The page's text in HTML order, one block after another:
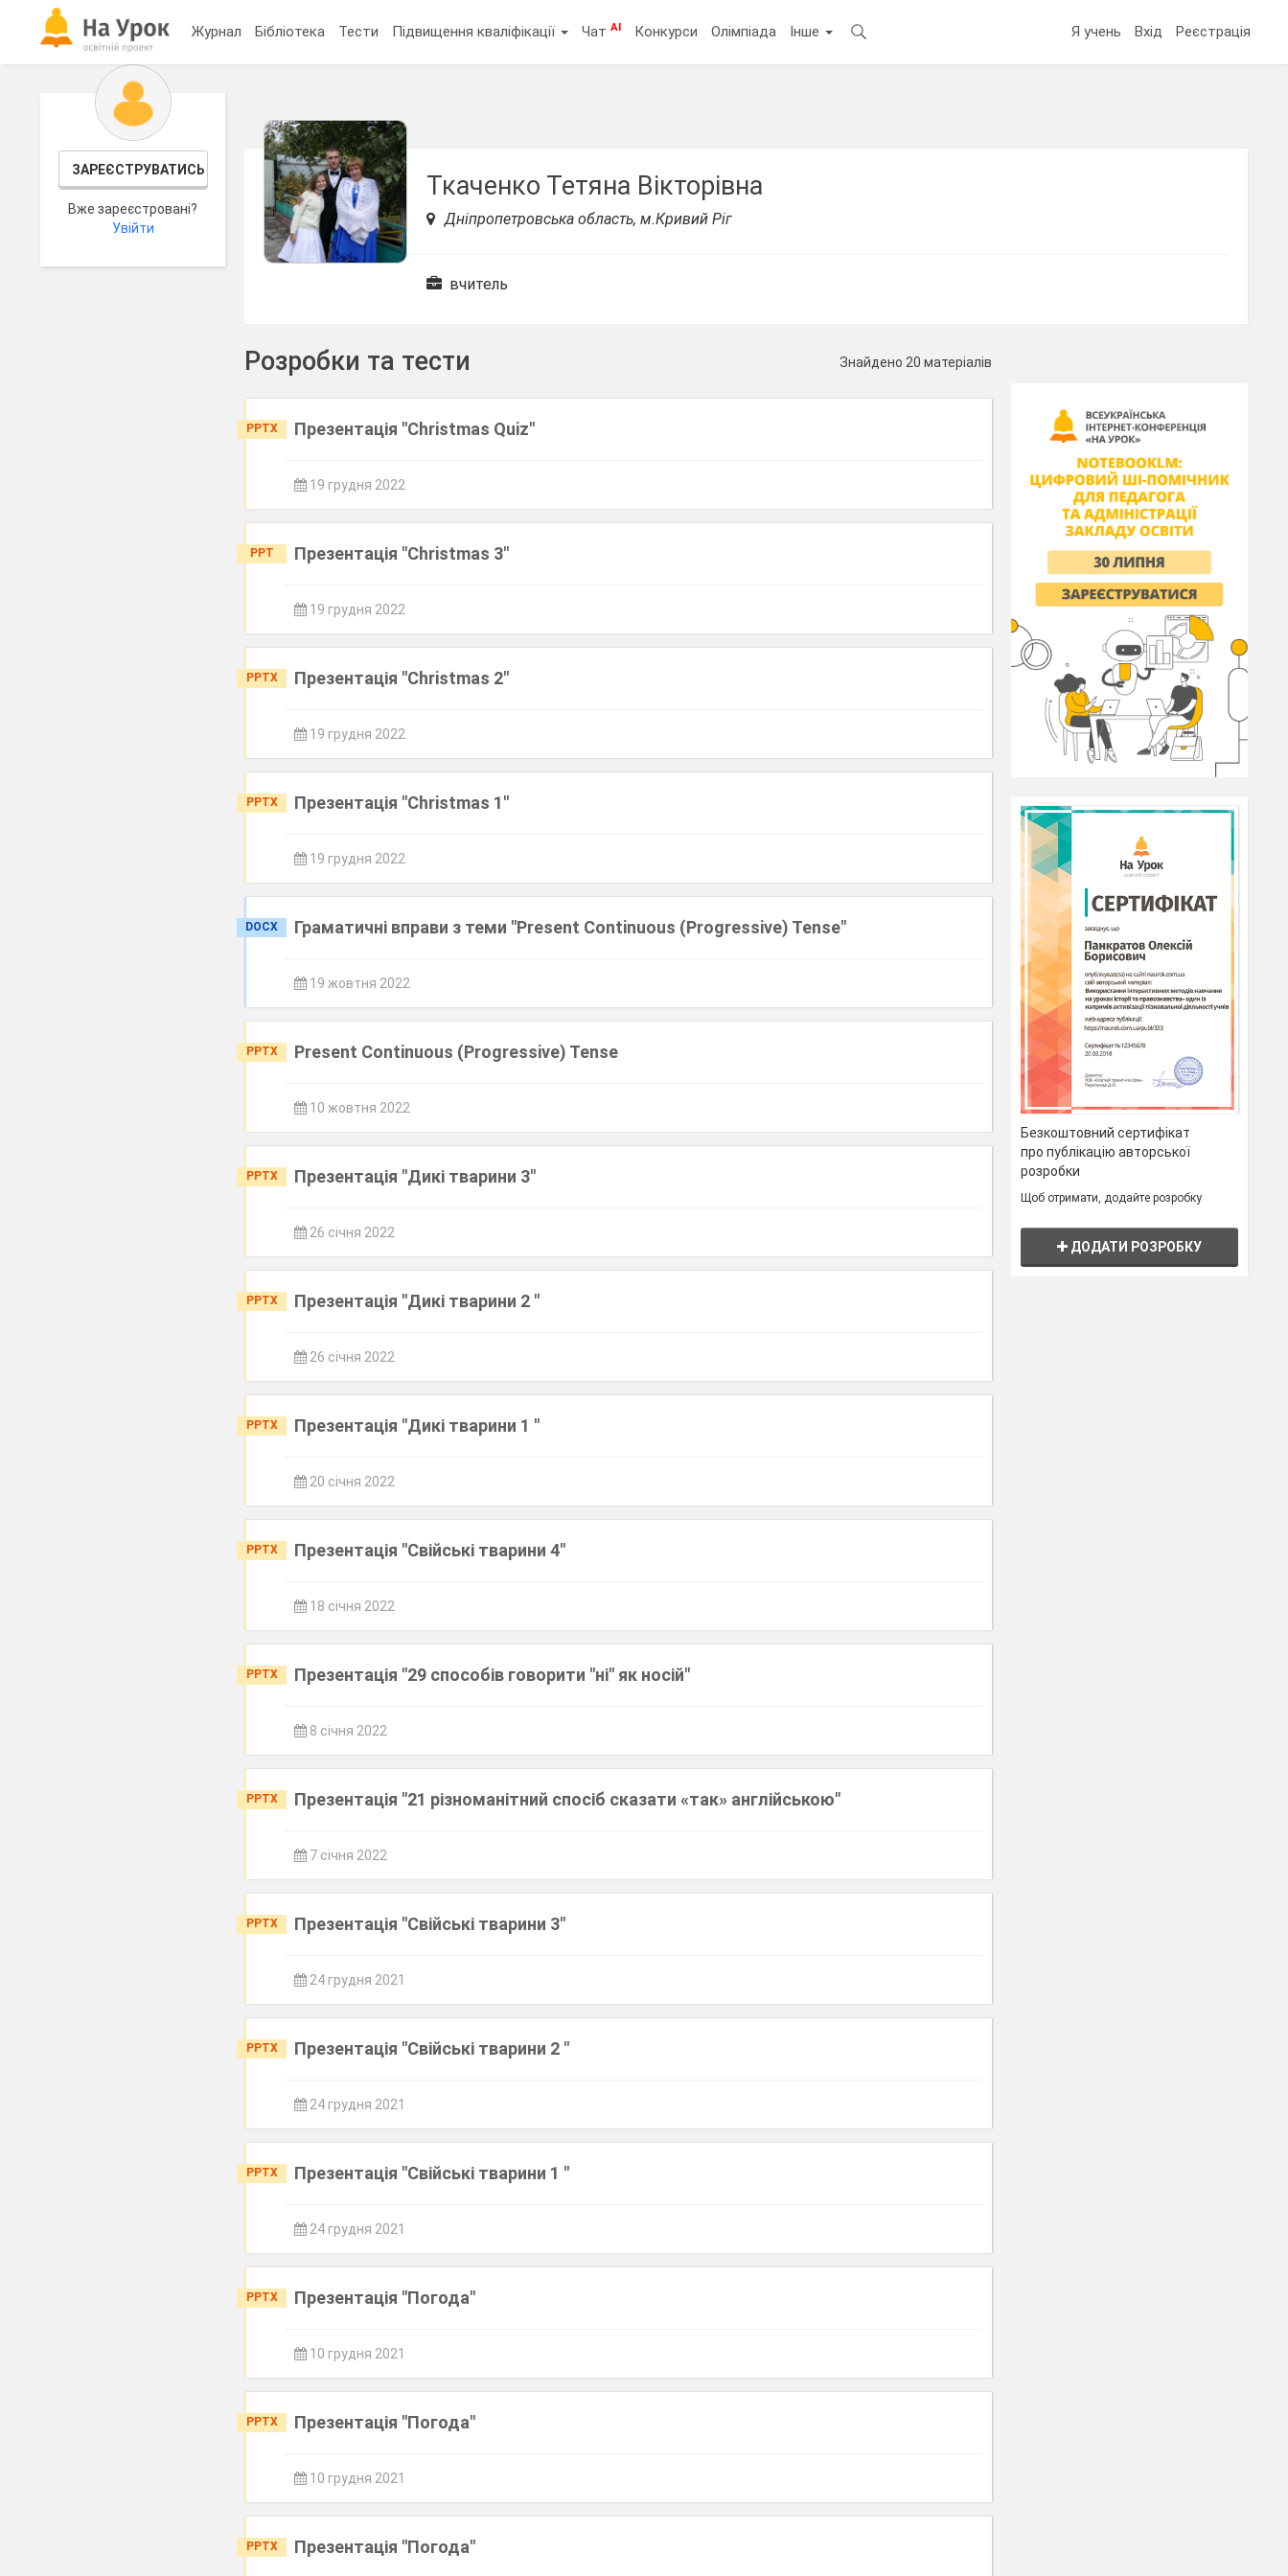
Журнал Бібліотека Тести Підвищення кваліфікації ЧатAI Конкурси Олімпіада Інше Я учень Вхід Реєстрація
ЗАРЕЄСТРУВАТИСЬ
Вже зареєстровані?
Увійти
Ткаченко Тетяна Вікторівна
Дніпропетровська область, м.Кривий Ріг
вчитель
Розробки та тести Знайдено 20 матеріалів
PPTX Презентація "Christmas Quiz"
19 грудня 2022
PPT Презентація "Christmas 3"
19 грудня 2022
PPTX Презентація "Сhristmas 2"
19 грудня 2022
PPTX Презентація "Christmas 1"
19 грудня 2022
DOCX Граматичні вправи з теми "Present Continuous (Progressive) Tense"
19 жовтня 2022
PPTX Present Continuous (Progressive) Tense
10 жовтня 2022
PPTX Презентація "Дикі тварини 3"
26 січня 2022
PPTX Презентація "Дикі тварини 2 "
26 січня 2022
PPTX Презентація "Дикі тварини 1 "
20 січня 2022
PPTX Презентація "Свійські тварини 4"
18 січня 2022
PPTX Презентація "29 способів говорити "ні" як носій"
8 січня 2022
PPTX Презентація "21 різноманітний спосіб сказати «так» англійською"
7 січня 2022
PPTX Презентація "Свійські тварини 3"
24 грудня 2021
PPTX Презентація "Свійські тварини 2 "
24 грудня 2021
PPTX Презентація "Свійські тварини 1 "
24 грудня 2021
PPTX Презентація "Погода"
10 грудня 2021
PPTX Презентація "Погода"
10 грудня 2021
PPTX Презентація "Погода"
Безкоштовний сертифікат
про публікацію авторської
розробки
Щоб отримати, додайте розробку
ДОДАТИ РОЗРОБКУ